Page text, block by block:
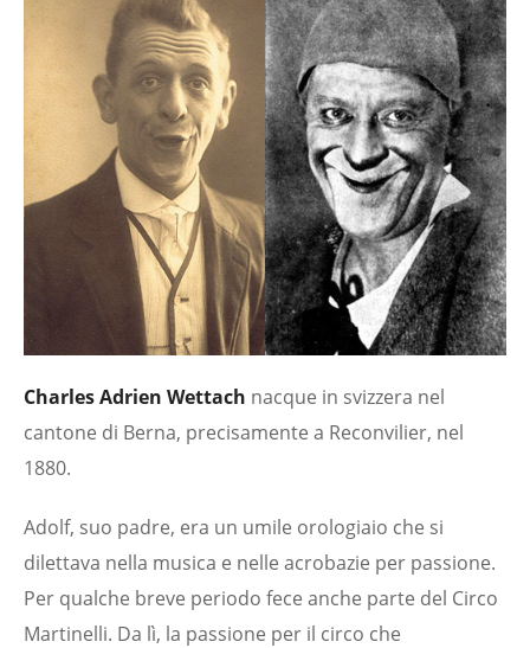
Charles Adrien Wettach nacque in svizzera nel
cantone di Berna, precisamente a Reconvilier, nel
1880.
Adolf, suo padre, era un umile orologiaio che si
dilettava nella musica e nelle acrobazie per passione.
Per qualche breve periodo fece anche parte del Circo
Martinelli. Da lì, la passione per il circo che